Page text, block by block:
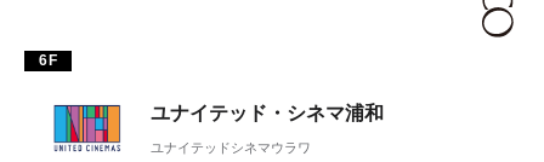
6F
ユナイテッド・シネマ浦和
ユナイテッドシネマウラワ